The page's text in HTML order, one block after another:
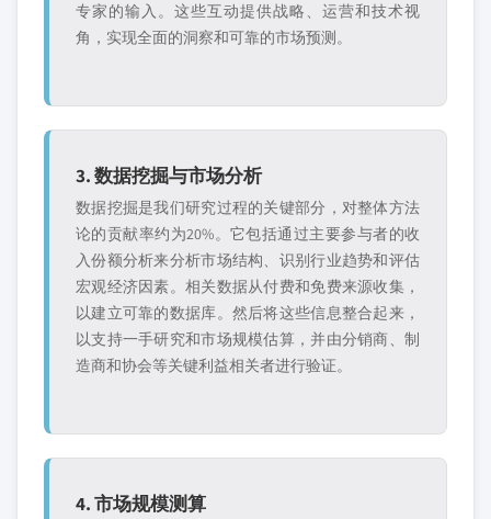
专家的输入。这些互动提供战略、运营和技术视
角，实现全面的洞察和可靠的市场预测。
3. 数据挖掘与市场分析
数据挖掘是我们研究过程的关键部分，对整体方法
论的贡献率约为20%。它包括通过主要参与者的收
入份额分析来分析市场结构、识别行业趋势和评估
宏观经济因素。相关数据从付费和免费来源收集，
以建立可靠的数据库。然后将这些信息整合起来，
以支持一手研究和市场规模估算，并由分销商、制
造商和协会等关键利益相关者进行验证。
4. 市场规模测算